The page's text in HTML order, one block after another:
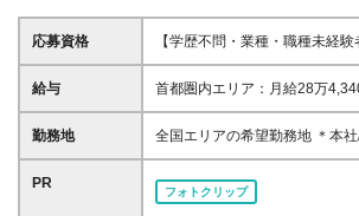
応募資格
【学歴不問・業種・職種未経
卒・初めての正社員・社会人も歓迎で
に立つ仕事がしたい」 「人の悩
想いをお持ちの方は大歓迎で
給与
首都圏内エリア：月給28万
ア：月給27万0,840円～ ※上記
回やインセンティブなどの制度
変更はありません。 ☆充実した賞与やインセンティ
勤務地
全国エリアの希望勤務地 ＊本社/本部 ・東京/品川区大
崎 ・大阪/大阪市北区太融寺町 *第二支社 ・東京/新宿
区西新宿 ・横浜/横浜市神奈川
・大阪/大阪市北区 ・福岡/福岡市博多区 *支
PR
フォトクリップ